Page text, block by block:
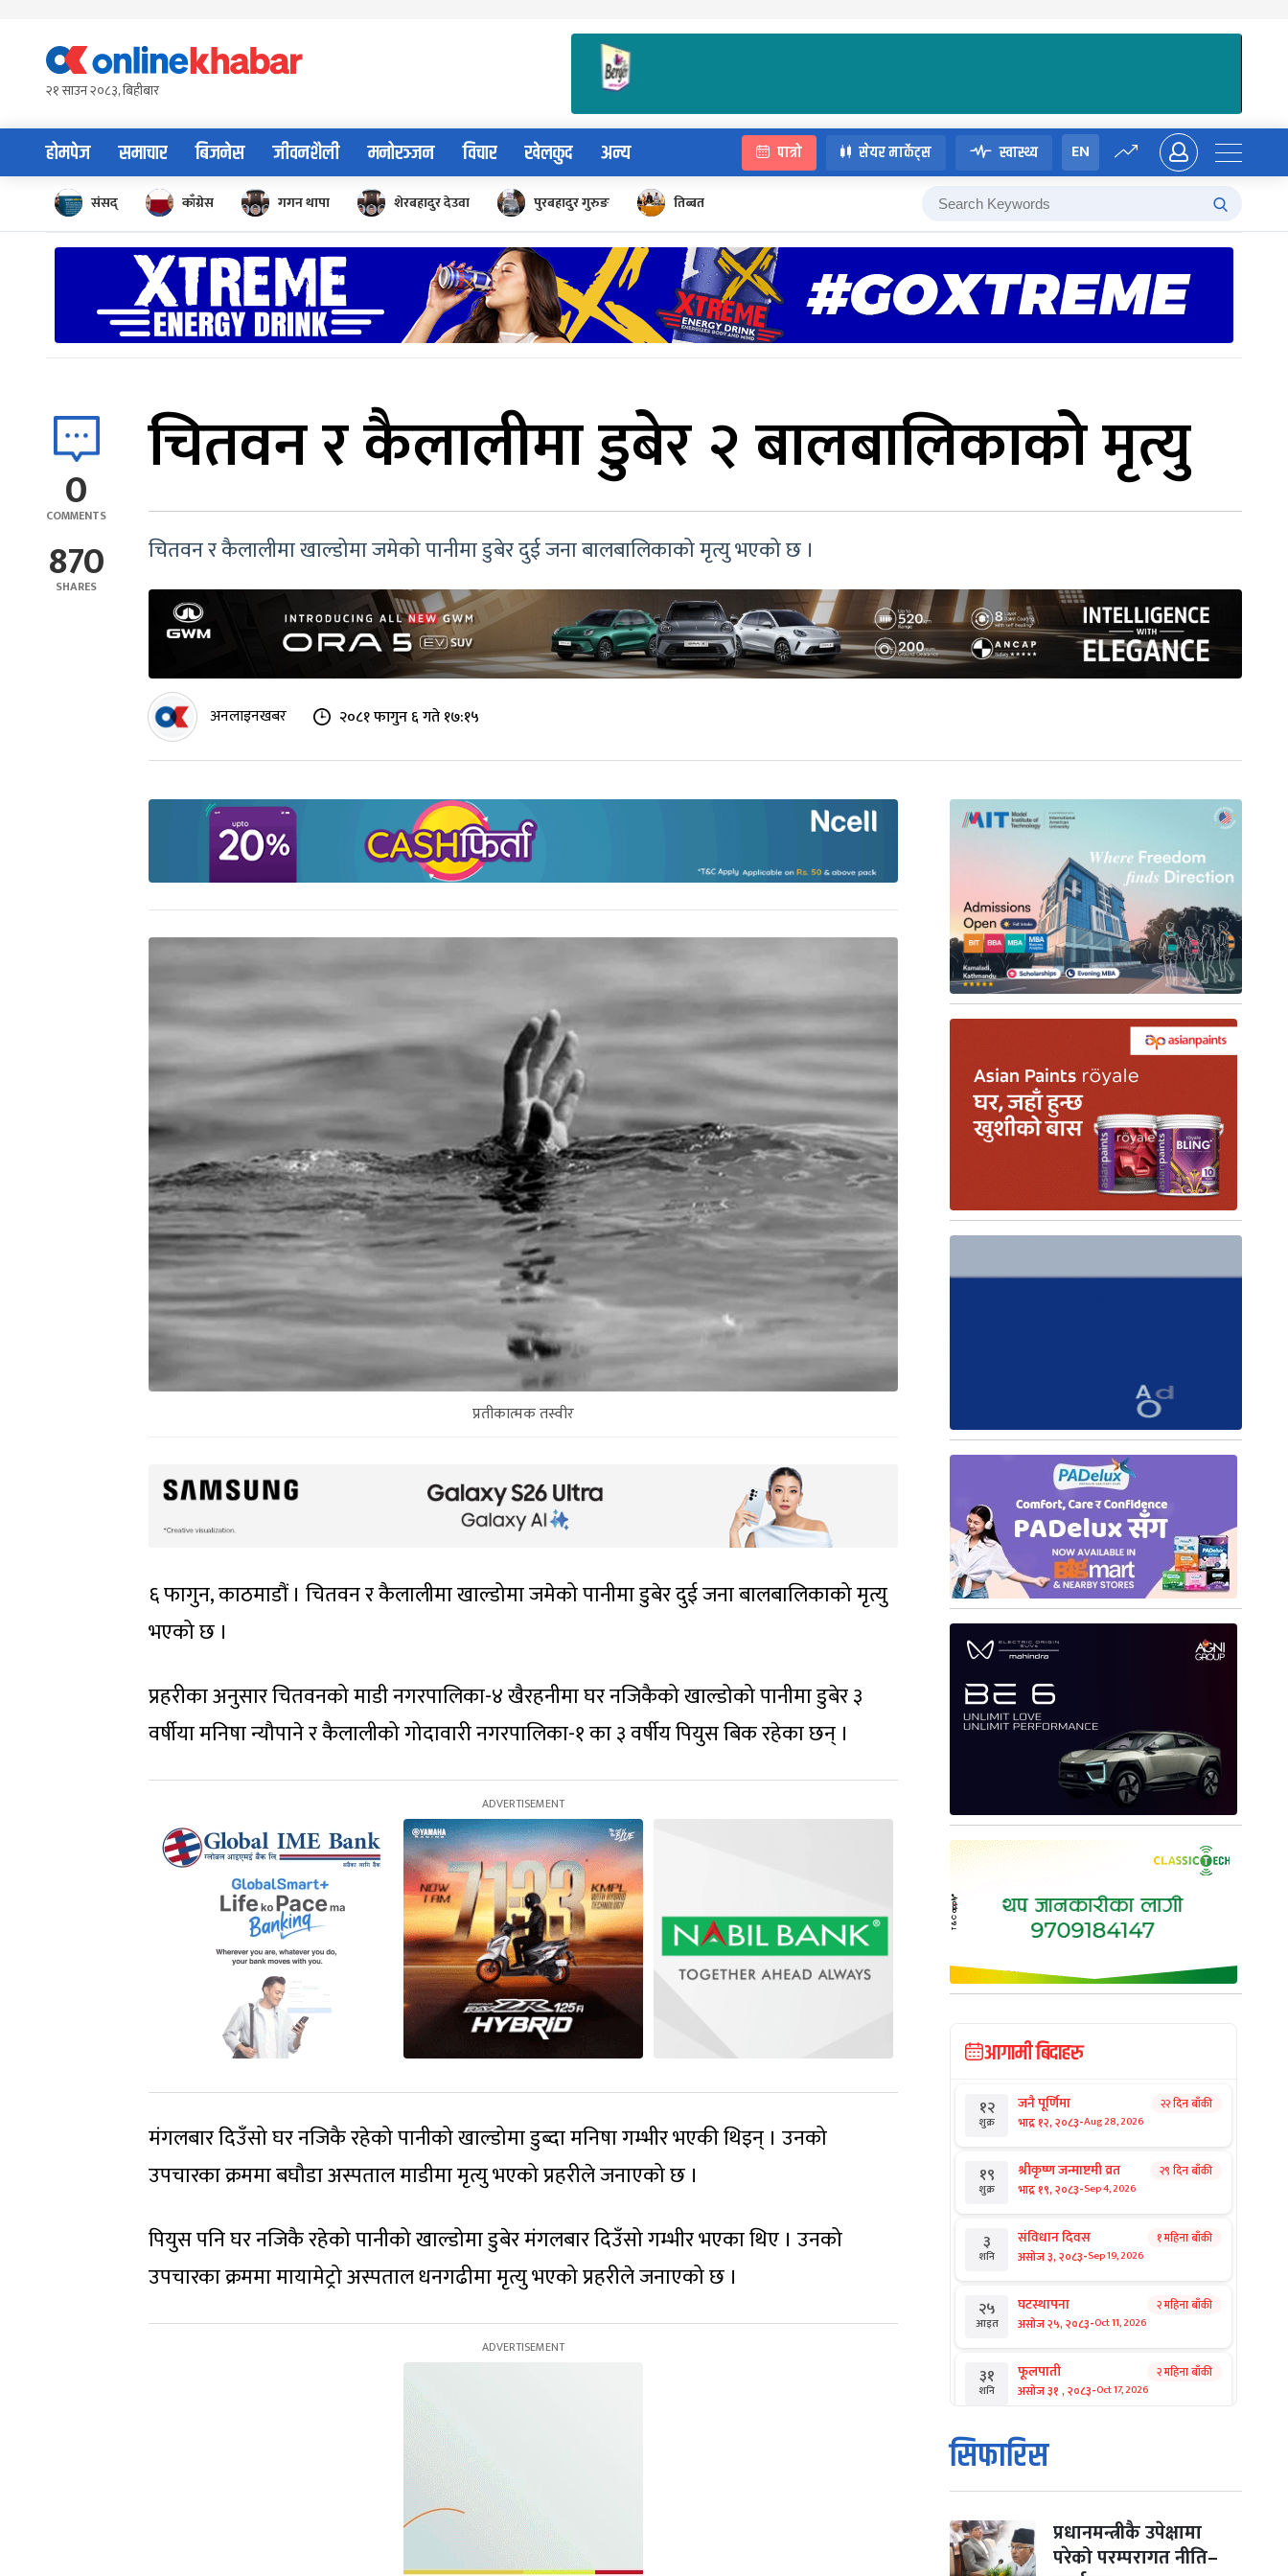
content२१ साउन २०८३, बिहीबार
होमपेज समाचार बिजनेस जीवनशैली मनोरञ्जन विचार खेलकुद अन्य पात्रो सेयर मार्केट्स स्वास्थ्य EN
संसद् काँग्रेस गगन थापा शेरबहादुर देउवा पुरबहादुर गुरुङ तिब्बत
0
COMMENTS
870
SHARES
चितवन र कैलालीमा डुबेर २ बालबालिकाको मृत्यु
चितवन र कैलालीमा खाल्डोमा जमेको पानीमा डुबेर दुई जना बालबालिकाको मृत्यु भएको छ ।
अनलाइनखबर २०८१ फागुन ६ गते १७:१५
प्रतीकात्मक तस्वीर
६ फागुन, काठमाडौं । चितवन र कैलालीमा खाल्डोमा जमेको पानीमा डुबेर दुई जना बालबालिकाको मृत्यु
भएको छ ।
प्रहरीका अनुसार चितवनको माडी नगरपालिका-४ खैरहनीमा घर नजिकैको खाल्डोको पानीमा डुबेर ३
वर्षीया मनिषा न्यौपाने र कैलालीको गोदावारी नगरपालिका-१ का ३ वर्षीय पियुस बिक रहेका छन् ।
मंगलबार दिउँसो घर नजिकै रहेको पानीको खाल्डोमा डुब्दा मनिषा गम्भीर भएकी थिइन् । उनको
उपचारका क्रममा बघौडा अस्पताल माडीमा मृत्यु भएको प्रहरीले जनाएको छ ।
पियुस पनि घर नजिकै रहेको पानीको खाल्डोमा डुबेर मंगलबार दिउँसो गम्भीर भएका थिए । उनको
उपचारका क्रममा मायामेट्रो अस्पताल धनगढीमा मृत्यु भएको प्रहरीले जनाएको छ ।
आगामी बिदाहरु
१२
शुक्र
जनै पूर्णिमा
भाद्र १२, २०८३-Aug 28, 2026
२२ दिन बाँकी
१९
शुक्र
श्रीकृष्ण जन्माष्टमी व्रत
भाद्र १९, २०८३-Sep 4, 2026
२९ दिन बाँकी
३
शनि
संविधान दिवस
असोज ३, २०८३-Sep 19, 2026
१ महिना बाँकी
२५
आइत
घटस्थापना
असोज २५, २०८३-Oct 11, 2026
२ महिना बाँकी
३१
शनि
फूलपाती
असोज ३१ , २०८३-Oct 17, 2026
२ महिना बाँकी
१
आइत
कार्तिक सङ्क्रान्ति
कार्तिक १, २०८३
मंगल कार्तिक ३, २०८३-Oct 20, 2026
सिफारिस
प्रधानमन्त्रीकै उपेक्षामा
परेको परम्परागत नीति–